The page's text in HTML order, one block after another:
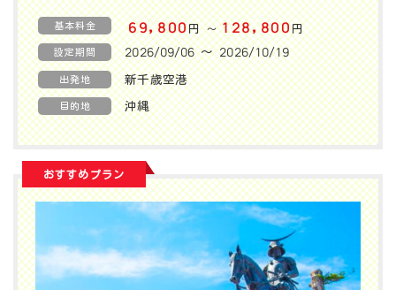
基本料金 69,800円〜128,800円
設定期間 2026/09/06 〜 2026/10/19
出発地 新千歳空港
目的地 沖縄
おすすめプラン